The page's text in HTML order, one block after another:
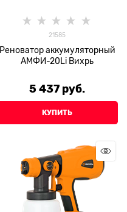
21585
Реноватор аккумуляторный
АМФИ-20Li Вихрь
5 437 руб.
КУПИТЬ